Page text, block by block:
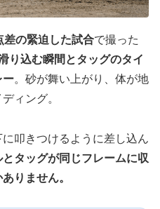
差の緊迫した試合で撮った
り込む瞬間とタッグのタイ
ー。砂が舞い上がり、体が地
ィング。
叩きつけるように差し込ん
タッグが同じフレームに収
りません。